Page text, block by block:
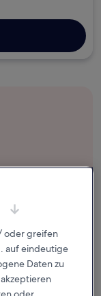
Wochen
oder greifen
auf eindeutige
Daten zu